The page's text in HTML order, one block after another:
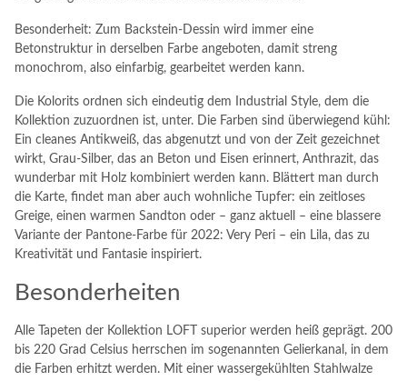
Besonderheit: Zum Backstein-Dessin wird immer eine
Betonstruktur in derselben Farbe angeboten, damit streng
monochrom, also einfarbig, gearbeitet werden kann.
Die Kolorits ordnen sich eindeutig dem Industrial Style, dem die
Kollektion zuzuordnen ist, unter. Die Farben sind überwiegend kühl:
Ein cleanes Antikweiß, das abgenutzt und von der Zeit gezeichnet
wirkt, Grau-Silber, das an Beton und Eisen erinnert, Anthrazit, das
wunderbar mit Holz kombiniert werden kann. Blättert man durch
die Karte, findet man aber auch wohnliche Tupfer: ein zeitloses
Greige, einen warmen Sandton oder – ganz aktuell – eine blassere
Variante der Pantone-Farbe für 2022: Very Peri – ein Lila, das zu
Kreativität und Fantasie inspiriert.
Besonderheiten
Alle Tapeten der Kollektion LOFT superior werden heiß geprägt. 200
bis 220 Grad Celsius herrschen im sogenannten Gelierkanal, in dem
die Farben erhitzt werden. Mit einer wassergekühlten Stahlwalze